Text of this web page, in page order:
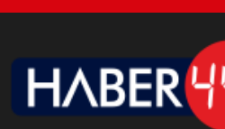
MAGAZIN
EGITIM